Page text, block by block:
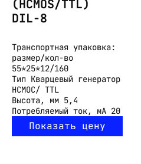
(HCMOS/TTL)
DIL-8
Транспортная упаковка:
размер/кол-во
55*25*12/160
Тип Кварцевый генератор
HCMOC/ TTL
Высота, мм 5,4
Потребляемый ток, мА 20
Показать цену